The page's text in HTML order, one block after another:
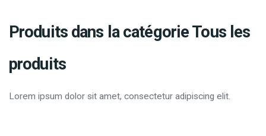
Produits dans la catégorie Tous les
produits
Lorem ipsum dolor sit amet, consectetur adipiscing elit.